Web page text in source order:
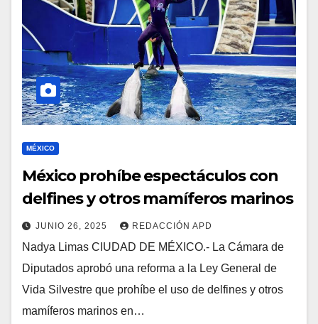
MÉXICO
México prohíbe espectáculos con
delfines y otros mamíferos marinos
JUNIO 26, 2025 REDACCIÓN APD
Nadya Limas CIUDAD DE MÉXICO.- La Cámara de
Diputados aprobó una reforma a la Ley General de
Vida Silvestre que prohíbe el uso de delfines y otros
mamíferos marinos en…